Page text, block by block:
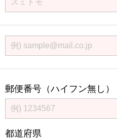
郵便番号（ハイフン無し）
都道府県